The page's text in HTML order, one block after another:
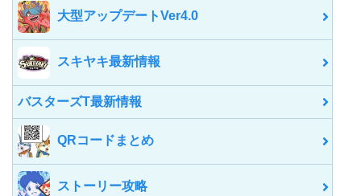
検
索
大型アップデートVer4.0
スキヤキ最新情報
バスターズT最新情報
QRコードまとめ
ストーリー攻略